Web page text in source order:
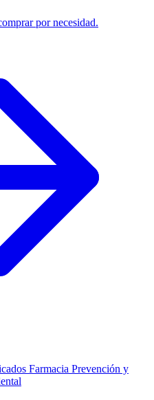
por necesidad.
Farmacia Prevención y